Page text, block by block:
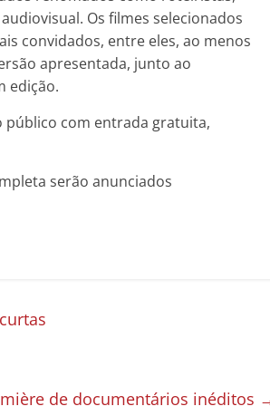
Os filmes selecionados
convidados, entre eles, ao menos
apresentada, junto ao
edição.
público com entrada gratuita,
serão anunciados
de documentários inéditos